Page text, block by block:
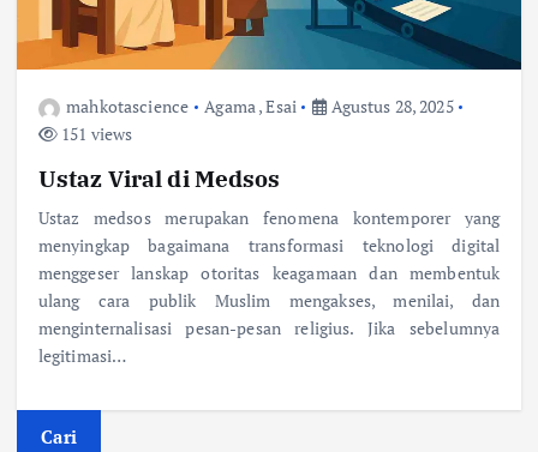
mahkotascience Agama,Esai
Agustus 28, 2025
151 views
Ustaz Viral di Medsos
Ustaz medsos merupakan fenomena kontemporer yang
menyingkap bagaimana transformasi teknologi digital
menggeser lanskap otoritas keagamaan dan membentuk
ulang cara publik Muslim mengakses, menilai, dan
menginternalisasi pesan-pesan religius. Jika sebelumnya
legitimasi…
Cari